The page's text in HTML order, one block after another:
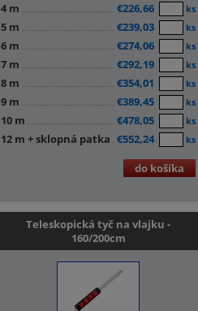
4 m €226,66 ks
5 m €239,03 ks
6 m €274,06 ks
7 m €292,19 ks
8 m €354,01 ks
9 m €389,45 ks
10 m €478,05 ks
12 m + sklopná patka €552,24 ks
do košíka
Teleskopická tyč na vlajku -
160/200cm